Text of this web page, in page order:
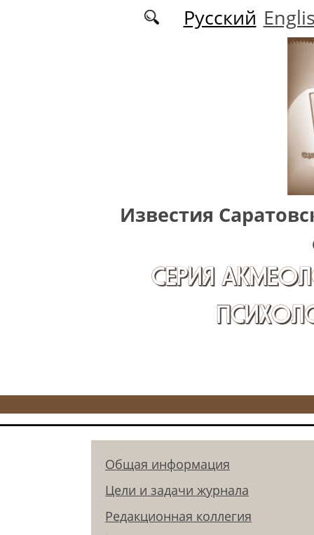
Перейти к основному содержаниюРусский
Известия
СЕРИЯ
Общая информация
Цели и задачи журнала
Редакционная коллегия